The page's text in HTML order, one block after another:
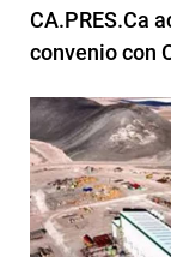
CA.PRES.Ca
convenio con